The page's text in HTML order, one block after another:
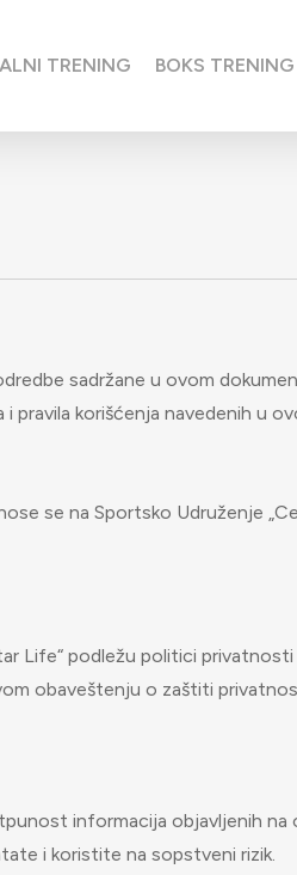
TRENING BOKS TRENING
sadržane u ovom
pravila korišćenja navedenih u
se na Sportsko Udruženje
Life“ podležu politici privatnosti
obaveštenju o zaštiti
informacija objavljenih na
i koristite na sopstveni rizik.